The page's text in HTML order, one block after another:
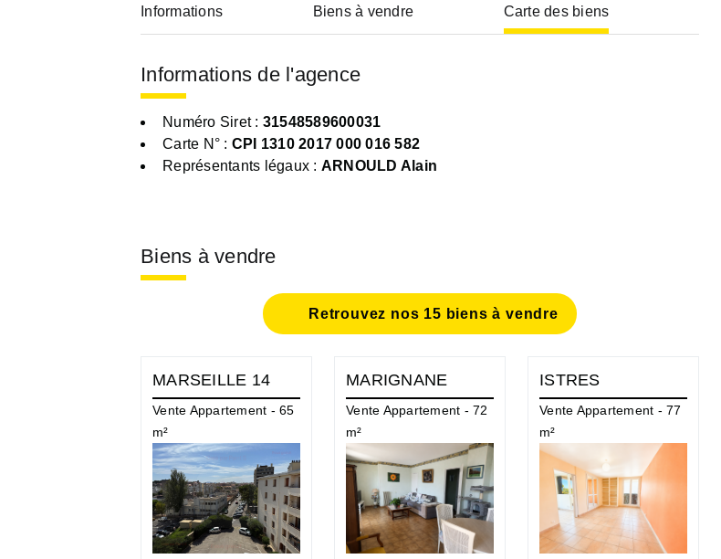
Informations Biens à vendre Carte des biens
Informations de l'agence
Numéro Siret : 31548589600031
Carte N° : CPI 1310 2017 000 016 582
Représentants légaux : ARNOULD Alain
Biens à vendre
Retrouvez nos 15 biens à vendre
MARSEILLE 14
Vente Appartement - 65
m²
MARIGNANE
Vente Appartement - 72
m²
ISTRES
Vente Appartement - 77
m²